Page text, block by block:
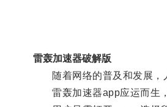
雷轰加速器破解版
随着网络的普及和发展，
雷轰加速器app应运而生，